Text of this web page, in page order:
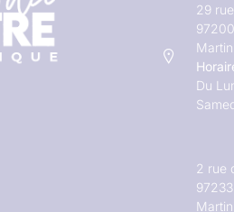
29
Du
2 rue